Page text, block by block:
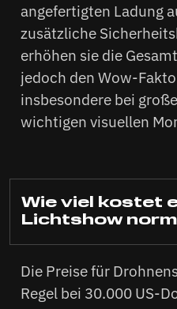
angefertigten Ladung
zusätzliche
erhöhen sie die
jedoch den Wow-
insbesondere bei
wichtigen visuellen
Wie viel kostet
Lichtshow
Die Preise für
Regel bei 30.000 US-